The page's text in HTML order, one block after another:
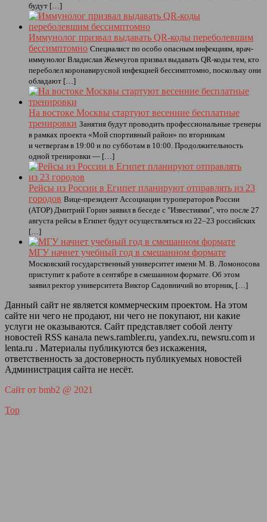
будут […]
Иммунолог призвал выдавать QR-коды переболевшим
бессимптомно Специалист по особо опасным инфекциям, врач-
иммунолог Владислав Жемчугов призвал выдавать QR-коды тем, кто
переболел коронавирусной инфекцией бессимптомно, поскольку они
обладают […]
На востоке Москвы стартуют весенние бесплатные
тренировки Занятия будут проводить профессиональные тренеры
в рамках проекта «Мой спортивный район» по вторникам
и четвергам в 19:00 и по субботам в 10:00. Продолжительность
одной тренировки — […]
Рейсы из России в Египет планируют отправлять из 23
городов Вице-президент Ассоциации туроператоров России
(АТОР) Дмитрий Горин заявил в беседе с "Известиями", что после 27
августа рейсы в Египет будут осуществляться из 22–23 российских
[…]
МГУ начнет учебный год в смешанном формате
Московский государственный университет имени М. В. Ломоносова
приступит к работе в сентябре в смешанном формате. Об этом
заявил ректор университета Виктор Садовничий во вторник, […]
Данный сайт не является коммерческим проектом. На этом
сайте ни чего не продают, ни чего не покупают, ни какие
услуги не оказываются. Сайт представляет собой ленту
новостей RSS канала news.rambler.ru, yandex.ru, newsru.com и
lenta.ru . Материалы публикуются без искажения,
ответственность за достоверность публикуемых новостей
Администрация сайта не несёт.
Сайт от bmb2 @ 2021
Top